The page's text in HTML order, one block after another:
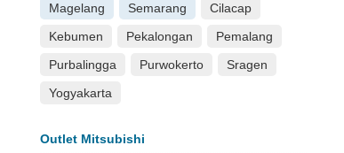
Magelang Semarang
Cilacap
Kebumen
Pekalongan
Pemalang
Purbalingga
Purwokerto
Sragen
Yogyakarta
Outlet Mitsubishi